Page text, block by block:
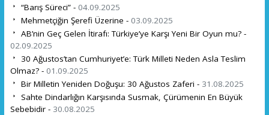
“Barış Süreci” - 04.09.2025
Mehmetçiğin Şerefi Üzerine - 03.09.2025
AB’nin Geç Gelen İtirafı: Türkiye’ye Karşı Yeni Bir Oyun mu? -
02.09.2025
30 Ağustos’tan Cumhuriyet’e: Türk Milleti Neden Asla Teslim
Olmaz? - 01.09.2025
Bir Milletin Yeniden Doğuşu: 30 Ağustos Zaferi - 31.08.2025
Sahte Dindarlığın Karşısında Susmak, Çürümenin En Büyük
Sebebidir - 30.08.2025